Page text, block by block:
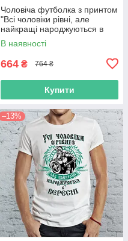
Чоловіча футболка з принтом
"Всі чоловіки рівні, але
найкращі народжуються в
серпні" Push IT
В наявності
664 ₴ 764 ₴
Купити
–13%